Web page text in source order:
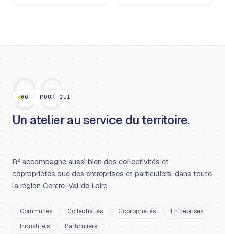
06
06 ·POUR QUI
Un atelier au service du territoire.
R² accompagne aussi bien des collectivités et
copropriétés que des entreprises et particuliers, dans toute
la région Centre-Val de Loire.
Communes Collectivités Copropriétés
Entreprises
Industriels
Particuliers